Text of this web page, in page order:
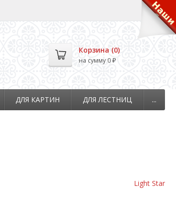
Корзина (0)
на сумму 0 ₽
ДЛЯ КАРТИН ДЛЯ ЛЕСТНИЦ ...
Light Star